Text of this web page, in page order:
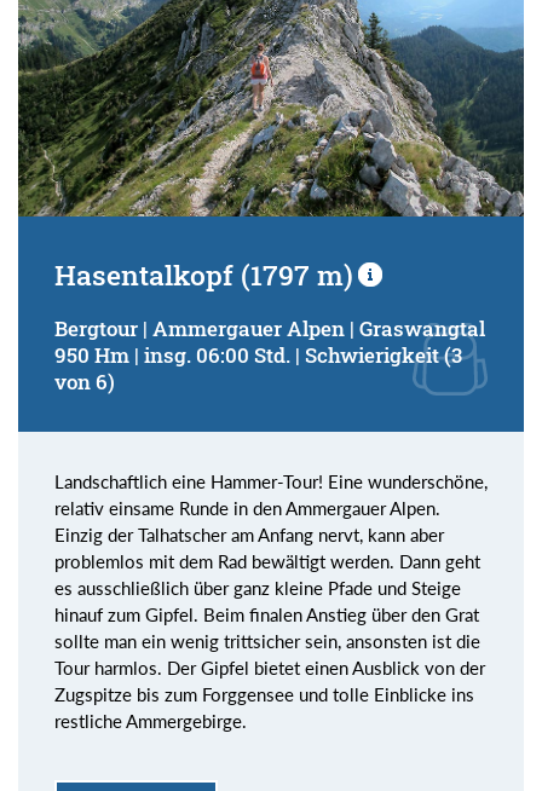
Hasentalkopf (1797 m)
Bergtour | Ammergauer Alpen | Graswangtal
950 Hm | insg. 06:00 Std. | Schwierigkeit (3
von 6)
Landschaftlich eine Hammer-Tour! Eine wunderschöne,
relativ einsame Runde in den Ammergauer Alpen.
Einzig der Talhatscher am Anfang nervt, kann aber
problemlos mit dem Rad bewältigt werden. Dann geht
es ausschließlich über ganz kleine Pfade und Steige
hinauf zum Gipfel. Beim finalen Anstieg über den Grat
sollte man ein wenig trittsicher sein, ansonsten ist die
Tour harmlos. Der Gipfel bietet einen Ausblick von der
Zugspitze bis zum Forggensee und tolle Einblicke ins
restliche Ammergebirge.